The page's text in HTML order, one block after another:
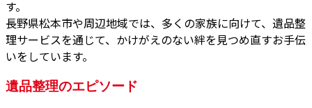
す。
長野県松本市や周辺地域では、多くの家族に向けて、遺品整
理サービスを通じて、かけがえのない絆を見つめ直すお手伝
いをしています。
遺品整理のエピソード